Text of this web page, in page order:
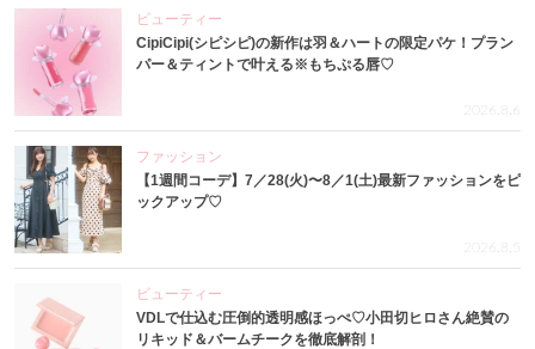
ビューティー
CipiCipi(シピシピ)の新作は羽＆ハートの限定パケ！プラン
パー＆ティントで叶える※もちぷる唇♡
2026.8.6
ファッション
【1週間コーデ】7／28(火)〜8／1(土)最新ファッションをピ
ックアップ♡
2026.8.5
ビューティー
VDLで仕込む圧倒的透明感ほっぺ♡小田切ヒロさん絶賛の
リキッド＆バームチークを徹底解剖！